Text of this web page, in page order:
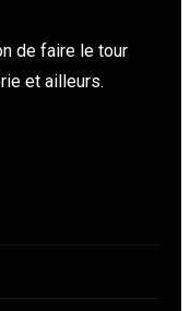
de faire le tour
et ailleurs.